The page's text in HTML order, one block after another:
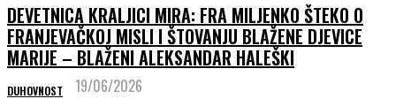
DEVETNICA KRALJICI MIRA: FRA MILJENKO ŠTEKO O
FRANJEVAČKOJ MISLI I ŠTOVANJU BLAŽENE DJEVICE
MARIJE – BLAŽENI ALEKSANDAR HALEŠKI
DUHOVNOST 19/06/2026